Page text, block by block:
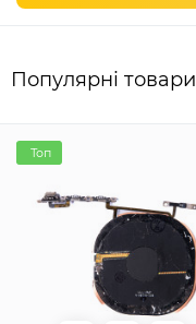
Популярні товари
Топ